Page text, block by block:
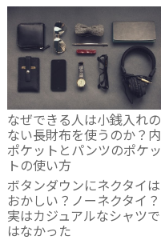
なぜできる人は小銭入れの
ない長財布を使うのか？内
ポケットとパンツのポケッ
トの使い方
ボタンダウンにネクタイは
おかしい？ノーネクタイ？
実はカジュアルなシャツで
はなかった